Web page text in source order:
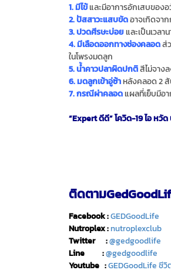
1. มีไข้และมีอาการอักเสบของอ
2. ปัสสาวะแสบขัดอาจเกิดจา
3. ปวดศีรษะบ่อย และเป็นเวล
4. มีเลือดออกทางช่องคลอดส่
ในโพรงมดลูก
5. น้ําคาวปลาผิดปกติสีไม่จาง
6. มดลูกเข้าอู่ซ้า หลังคลอด 2
7. กรณีผ่าคลอด แผลที่เย็บมีอ
“Expert ดีดี” โควิด-19 ไอ หวั
ติดตาม
Facebook :GEDGoodLife
Nutroplex :nutroplexclub
Twitter :@gedgoodlife
Line :@gedgoodlife
Youtube :GEDGoodLife ชี